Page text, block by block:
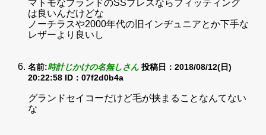
マトモなブランドのSSブレスならフィッティング
は良いんだけどな
ノーチラスや2000年代の旧インヂュニアとか下手な
レザーより良いし
名前:時計じかけの名無しさん 投稿日：2018/08/12(日)
20:22:58 ID：07f2d0b4a
グランドセイコーだけど毛が挟まることなんてない
な